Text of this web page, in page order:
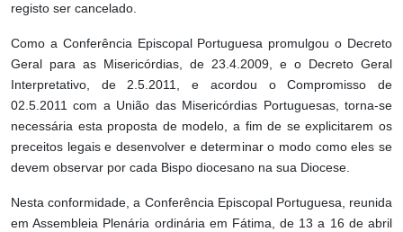
registo ser cancelado.
Como a Conferência Episcopal Portuguesa promulgou o Decreto
Geral para as Misericórdias, de 23.4.2009, e o Decreto Geral
Interpretativo, de 2.5.2011, e acordou o Compromisso de
02.5.2011 com a União das Misericórdias Portuguesas, torna-se
necessária esta proposta de modelo, a fim de se explicitarem os
preceitos legais e desenvolver e determinar o modo como eles se
devem observar por cada Bispo diocesano na sua Diocese.
Nesta conformidade, a Conferência Episcopal Portuguesa, reunida
em Assembleia Plenária ordinária em Fátima, de 13 a 16 de abril